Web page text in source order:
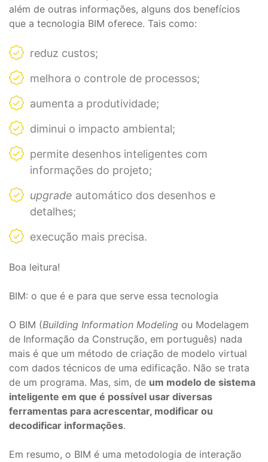
além de outras informações, alguns dos benefícios
que a tecnologia BIM oferece. Tais como:
reduz custos;
melhora o controle de processos;
aumenta a produtividade;
diminui o impacto ambiental;
permite desenhos inteligentes com
informações do projeto;
upgrade automático dos desenhos e
detalhes;
execução mais precisa.
Boa leitura!
BIM: o que é e para que serve essa tecnologia
O BIM (Building Information Modeling ou Modelagem
de Informação da Construção, em português) nada
mais é que um método de criação de modelo virtual
com dados técnicos de uma edificação. Não se trata
de um programa. Mas, sim, de um modelo de sistema
inteligente em que é possível usar diversas
ferramentas para acrescentar, modificar ou
decodificar informações.
Em resumo, o BIM é uma metodologia de interação